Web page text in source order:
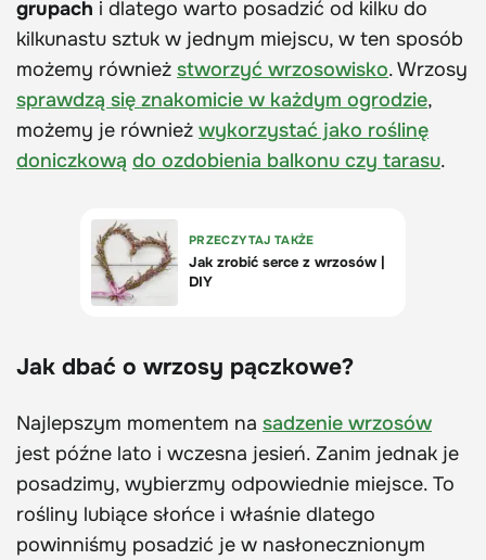
grupach i dlatego warto posadzić od kilku do
kilkunastu sztuk w jednym miejscu, w ten sposób
możemy również stworzyć wrzosowisko. Wrzosy
sprawdzą się znakomicie w każdym ogrodzie,
możemy je również wykorzystać jako roślinę
doniczkową do ozdobienia balkonu czy tarasu.
Jak dbać o wrzosy pączkowe?
Najlepszym momentem na sadzenie wrzosów
jest późne lato i wczesna jesień. Zanim jednak je
posadzimy, wybierzmy odpowiednie miejsce. To
rośliny lubiące słońce i właśnie dlatego
powinniśmy posadzić je w nasłonecznionym